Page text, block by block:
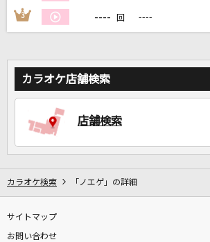
DAMに会員登録・ログインして
3 ---- 回 ----
カラオケ店舗検索
店舗検索
カラオケ検索 「ノエゲ」の詳細
サイトマップ
お問い合わせ